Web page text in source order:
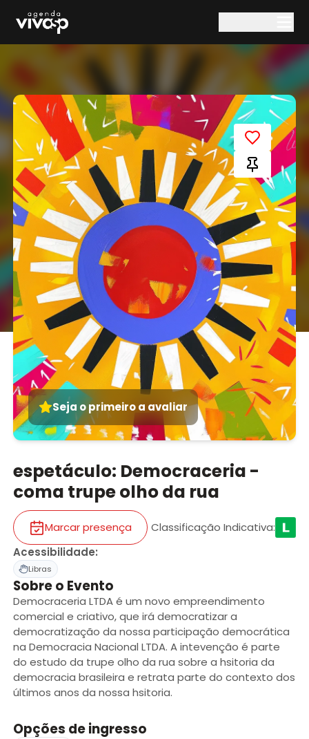
Seja o primeiro a avaliar
espetáculo: Democraceria -
coma trupe olho da rua
Marcar presença Classificação Indicativa:
Acessibilidade:
Libras
Sobre o Evento
Democraceria LTDA é um novo empreendimento
comercial e criativo, que irá democratizar a
democratização da nossa participação democrática
na Democracia Nacional LTDA. A intevenção é parte
do estudo da trupe olho da rua sobre a hsitoria da
democracia brasileira e retrata parte do contexto dos
últimos anos da nossa hsitoria.
Opções de ingresso